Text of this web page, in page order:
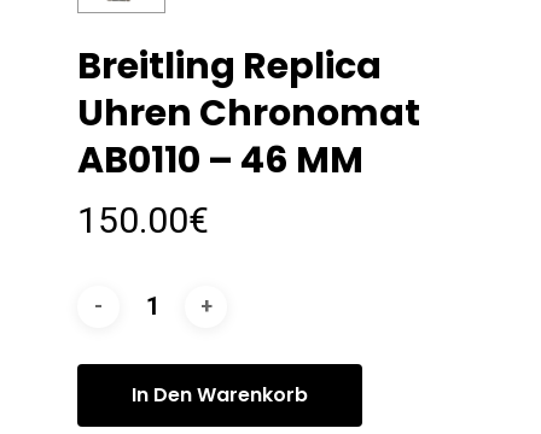
Breitling Replica
Uhren Chronomat
AB0110 – 46 MM
150.00€
In Den Warenkorb